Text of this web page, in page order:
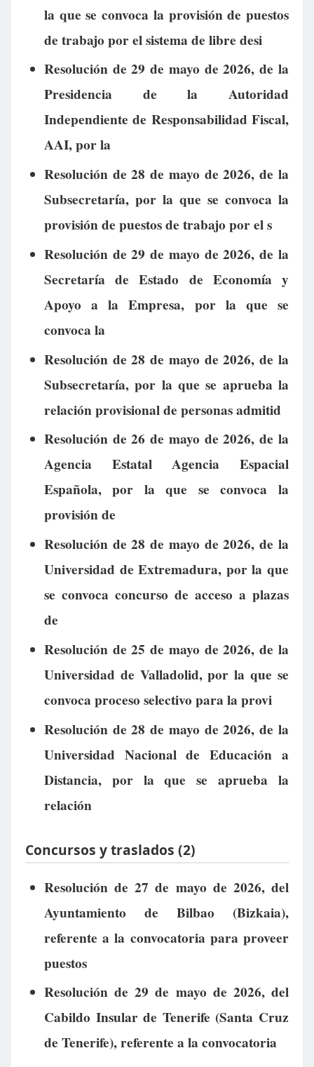
la que se convoca la provisión de puestos
de trabajo por el sistema de libre desi
Resolución de 29 de mayo de 2026, de la
Presidencia de la Autoridad
Independiente de Responsabilidad Fiscal,
AAI, por la
Resolución de 28 de mayo de 2026, de la
Subsecretaría, por la que se convoca la
provisión de puestos de trabajo por el s
Resolución de 29 de mayo de 2026, de la
Secretaría de Estado de Economía y
Apoyo a la Empresa, por la que se
convoca la
Resolución de 28 de mayo de 2026, de la
Subsecretaría, por la que se aprueba la
relación provisional de personas admitid
Resolución de 26 de mayo de 2026, de la
Agencia Estatal Agencia Espacial
Española, por la que se convoca la
provisión de
Resolución de 28 de mayo de 2026, de la
Universidad de Extremadura, por la que
se convoca concurso de acceso a plazas
de
Resolución de 25 de mayo de 2026, de la
Universidad de Valladolid, por la que se
convoca proceso selectivo para la provi
Resolución de 28 de mayo de 2026, de la
Universidad Nacional de Educación a
Distancia, por la que se aprueba la
relación
Concursos y traslados (2)
Resolución de 27 de mayo de 2026, del
Ayuntamiento de Bilbao (Bizkaia),
referente a la convocatoria para proveer
puestos
Resolución de 29 de mayo de 2026, del
Cabildo Insular de Tenerife (Santa Cruz
de Tenerife), referente a la convocatoria